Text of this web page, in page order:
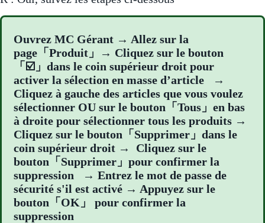
Ouvrez MC Gérant → Allez sur la
page「Produit」→ Cliquez sur le bouton
「☑️」dans le coin supérieur droit pour
activer la sélection en masse d’article →
Cliquez à gauche des articles que vous voulez
sélectionner OU sur le bouton「Tous」en bas
à droite pour sélectionner tous les produits →
Cliquez sur le bouton「Supprimer」dans le
coin supérieur droit → Cliquez sur le
bouton「Supprimer」pour confirmer la
suppression → Entrez le mot de passe de
sécurité s'il est activé → Appuyez sur le
bouton「OK」 pour confirmer la
suppression